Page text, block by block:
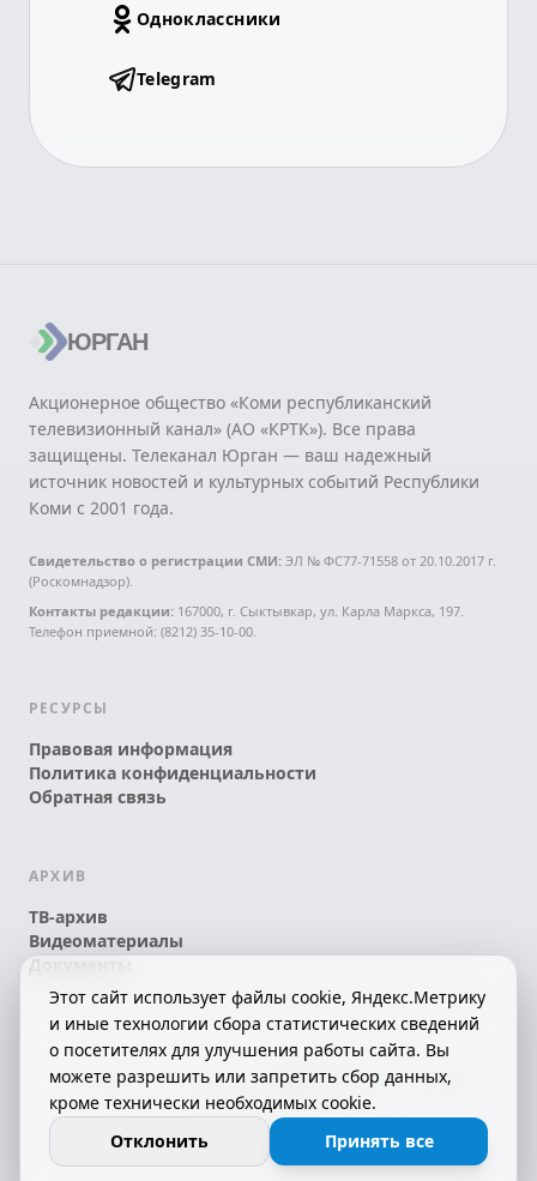
Одноклассники
Telegram
ЮРГАН
Акционерное общество «Коми республиканский
телевизионный канал» (АО «КРТК»). Все права
защищены. Телеканал Юрган — ваш надежный
источник новостей и культурных событий Республики
Коми с 2001 года.
Свидетельство о регистрации СМИ: ЭЛ № ФС77-71558 от 20.10.2017 г.
(Роскомнадзор).
Контакты редакции: 167000, г. Сыктывкар, ул. Карла Маркса, 197.
Телефон приемной: (8212) 35-10-00.
РЕСУРСЫ
Правовая информация
Политика конфиденциальности
Обратная связь
АРХИВ
ТВ-архив
Видеоматериалы
Документы
© 2026 АО «КРТК» • КОМИ ЙÖЗЛЫ — КОМИ
ТЕЛЕКАНАЛ!
СДЕЛАНО С ЛЮБОВЬЮ К РЕСПУБЛИКЕ КОМИ
16+
Этот сайт использует файлы cookie, Яндекс.Метрику
и иные технологии сбора статистических сведений
о посетителях для улучшения работы сайта. Вы
можете разрешить или запретить сбор данных,
кроме технически необходимых cookie.
Отклонить
Принять все